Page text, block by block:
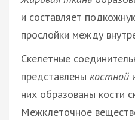
и составляет
прослойки между
Скелетные
представлены костной
них образованы кости
Межклеточное